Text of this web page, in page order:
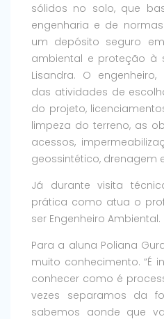
sólidos no solo, que
engenharia e de
um depósito seguro
ambiental e proteção à
Lisandra. O
das atividades de
do projeto,
limpeza do terreno, as
acessos,
geossintético, drenagem
Já durante visita
prática como atua o
ser Engenheiro Ambiental.
Para a aluna Poliana
muito conhecimento. “É
conhecer como é
vezes separamos da
sabemos aonde que